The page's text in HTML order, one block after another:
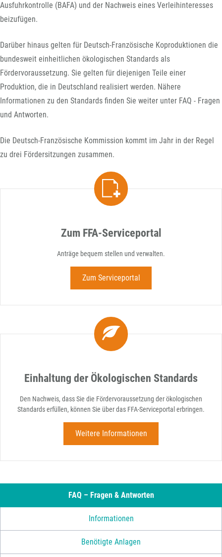
Ausfuhrkontrolle (BAFA) und der Nachweis eines Verleihinteresses
beizufügen.
Darüber hinaus gelten für Deutsch-Französische Koproduktionen die
bundesweit einheitlichen ökologischen Standards als
Fördervoraussetzung. Sie gelten für diejenigen Teile einer
Produktion, die in Deutschland realisiert werden. Nähere
Informationen zu den Standards finden Sie weiter unter FAQ - Fragen
und Antworten.
Die Deutsch-Französische Kommission kommt im Jahr in der Regel
zu drei Fördersitzungen zusammen.
Zum FFA-Serviceportal
Anträge bequem stellen und verwalten.
Zum Serviceportal
Einhaltung der Ökologischen Standards
Den Nachweis, dass Sie die Fördervoraussetzung der ökologischen
Standards erfüllen, können Sie über das FFA-Serviceportal erbringen.
Weitere Informationen
FAQ – Fragen & Antworten
Informationen
Benötigte Anlagen